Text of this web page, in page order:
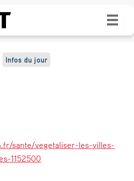
pourrait sauver des
Infos du jour
sante/vegetaliser-les-villes-
1152500